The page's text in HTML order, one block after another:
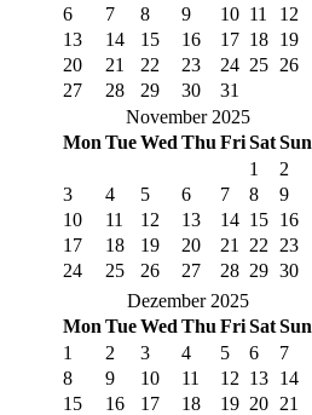
6
7 8 9 10 11
12
13
14 15 16 17 18 19
20
21 22 23 24 25 26
27
28 29 30
31
November 2025
Mon TueWed Thu FriSatSun
1
2
3
4 5 6 7 8
9
10
11 12 13 14 15 16
17
18 19 20 21 22
23
24
25 26 27 28 29 30
Dezember 2025
Mon TueWed Thu FriSatSun
1
2 3 4 5 6
7
8
9 10 11 12 13 14
15
16 17 18 19 20 21